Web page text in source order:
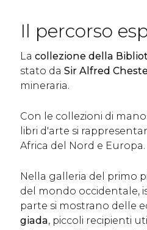
Il percorso
La collezione della
stato da Sir Alfred
mineraria.
Con le collezioni di
libri d'arte si
Africa del Nord e Europa.
Nella galleria del primo
del mondo occidentale,
parte si mostrano delle
giada, piccoli recipienti